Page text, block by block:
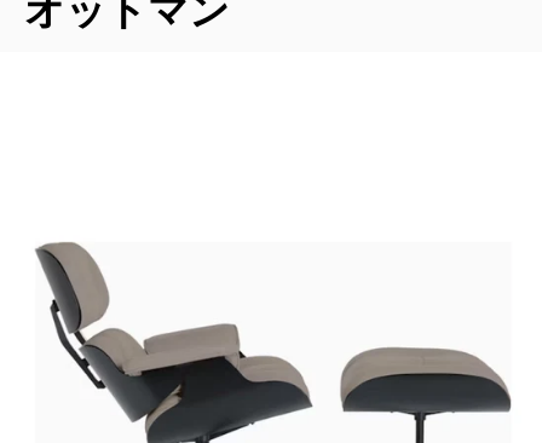
新規登録
QuickShip：通常在庫品
ソファ
ベッド
デスク＆テーブル
QuickShip：国内在庫品
ダイニング
ベッドルーム
ゲーミング
ゲーミングチェア
クリアランス